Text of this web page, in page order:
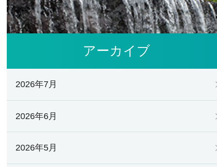
アーカイブ
2026年7月
2026年6月
2026年5月